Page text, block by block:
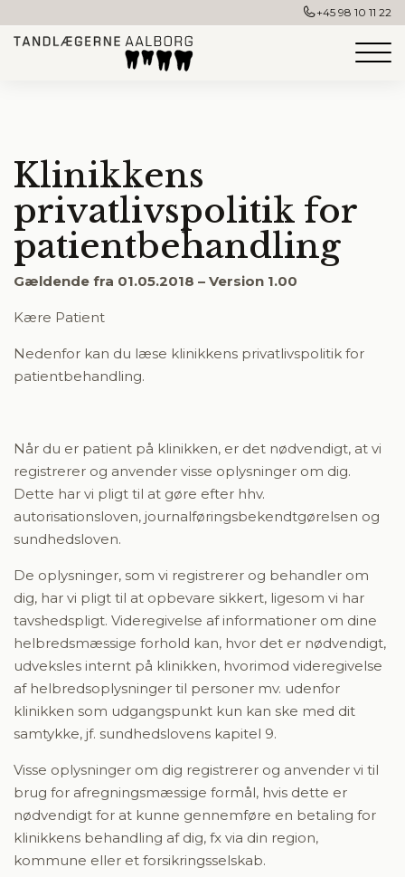
+45 98 10 11 22
Klinikkens
privatlivspolitik for
patientbehandling
Gældende fra 01.05.2018 – Version 1.00
Kære Patient
Nedenfor kan du læse klinikkens privatlivspolitik for
patientbehandling.
Når du er patient på klinikken, er det nødvendigt, at vi
registrerer og anvender visse oplysninger om dig.
Dette har vi pligt til at gøre efter hhv.
autorisationsloven, journalføringsbekendtgørelsen og
sundhedsloven.
De oplysninger, som vi registrerer og behandler om
dig, har vi pligt til at opbevare sikkert, ligesom vi har
tavshedspligt. Videregivelse af informationer om dine
helbredsmæssige forhold kan, hvor det er nødvendigt,
udveksles internt på klinikken, hvorimod videregivelse
af helbredsoplysninger til personer mv. udenfor
klinikken som udgangspunkt kun kan ske med dit
samtykke, jf. sundhedslovens kapitel 9.
Visse oplysninger om dig registrerer og anvender vi til
brug for afregningsmæssige formål, hvis dette er
nødvendigt for at kunne gennemføre en betaling for
klinikkens behandling af dig, fx via din region,
kommune eller et forsikringsselskab.